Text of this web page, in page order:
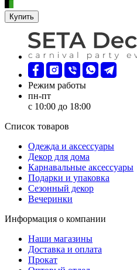
Купить
Режим работы
пн-пт
с 10:00 до 18:00
Список товаров
Oдежда и аксессуары
Декор для дома
Карнавальные аксессуары
Подарки и упаковка
Сезонный декор
Вечеринки
Информация о компании
Наши магазины
Доставка и оплата
Прокат